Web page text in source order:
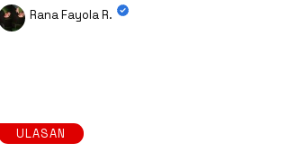
Rana Fayola R.
ULASAN